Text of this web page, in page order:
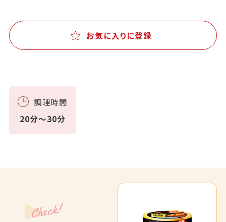
お気に入りに登録
調理時間
20分～30分
Check!